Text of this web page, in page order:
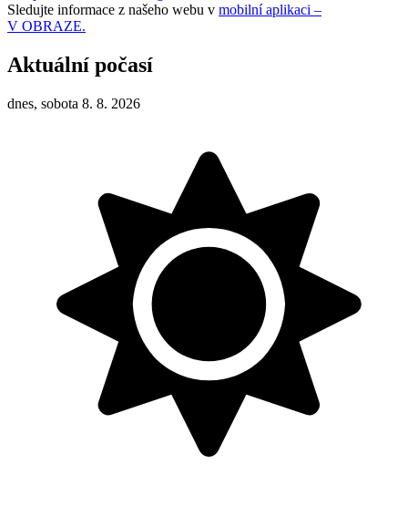
Sledujte informace z našeho webu v mobilní aplikaci –
V OBRAZE.
Aktuální počasí
dnes, sobota 8. 8. 2026